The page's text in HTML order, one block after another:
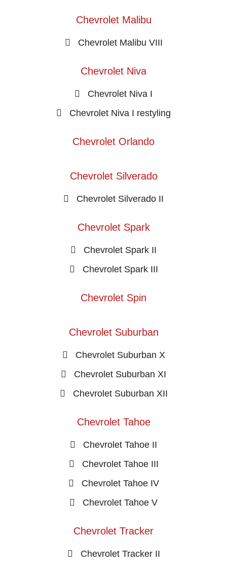
Chevrolet Malibu
Chevrolet Malibu VIII
Chevrolet Niva
Chevrolet Niva I
Chevrolet Niva I restyling
Chevrolet Orlando
Chevrolet Silverado
Chevrolet Silverado II
Chevrolet Spark
Chevrolet Spark II
Chevrolet Spark III
Chevrolet Spin
Chevrolet Suburban
Chevrolet Suburban X
Chevrolet Suburban XI
Chevrolet Suburban XII
Chevrolet Tahoe
Chevrolet Tahoe II
Chevrolet Tahoe III
Chevrolet Tahoe IV
Chevrolet Tahoe V
Chevrolet Tracker
Chevrolet Tracker II